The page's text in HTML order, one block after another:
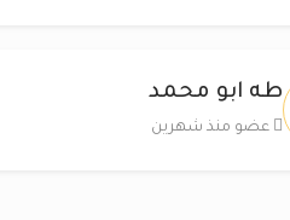
طه ابو محمد
عضو منذ شهرين